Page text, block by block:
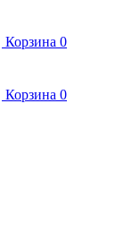
Корзина 0
Корзина 0